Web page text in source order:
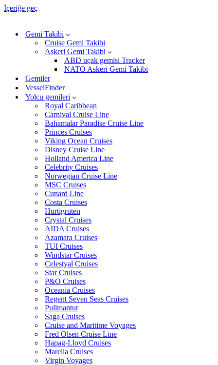
İçeriğe geç
Gemi Takibi
Cruise Gemi Takibi
Askeri Gemi Takibi
ABD uçak gemisi Tracker
NATO Askeri Gemi Takibi
Gemiler
VesselFinder
Yolcu gemileri
Royal Caribbean
Carnival Cruise Line
Bahamalar Paradise Cruise Line
Princes Cruises
Viking Ocean Cruises
Disney Cruise Line
Holland America Line
Celebrity Cruises
Norwegian Cruise Line
MSC Cruises
Cunard Line
Costa Cruises
Hurtigruten
Crystal Cruises
AIDA Cruises
Azamara Cruises
TUI Cruises
Windstar Cruises
Celestyal Cruises
Star Cruises
P&O Cruises
Oceania Cruises
Regent Seven Seas Cruises
Pullmantur
Saga Cruises
Cruise and Maritime Voyages
Fred Olsen Cruise Line
Hapag-Lloyd Cruises
Marella Cruises
Virgin Voyages